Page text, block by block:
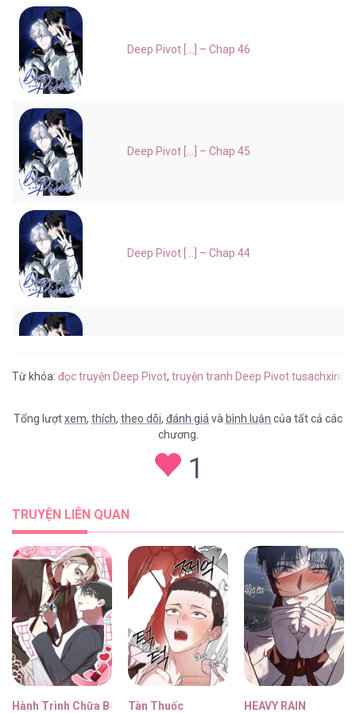
Deep Pivot [...] – Chap 46
Deep Pivot [...] – Chap 45
Deep Pivot [...] – Chap 44
Deep Pivot [...] – Chap 42
Deep Pivot [...] – Chap 41
Deep Pivot [...] – Chap 40
Từ khóa: đọc truyện Deep Pivot, truyện tranh Deep Pivot
Tổng lượtxem, thích, theo dõi, đánh giá và bình luận của tất cả các
chương.
1
TRUYỆN LIÊN QUAN
Hành Trình Chữa Bệnh Bám Chủ Của Cún Nhà Tôi
Tàn Thuốc
HEAVY RAIN